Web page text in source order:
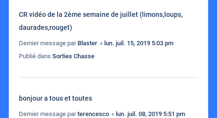
CR vidéo de la 2ème semaine de juillet (limons,loups,
daurades,rouget)
Dernier message par Blaster « lun. juil. 15, 2019 5:03 pm
Publié dans Sorties Chasse
bonjour a tous et toutes
Dernier message parterencesco « lun. juil. 08, 2019 5:51 pm